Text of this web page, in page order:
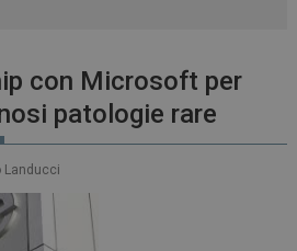
con Microsoft per
patologie rare
Landucci